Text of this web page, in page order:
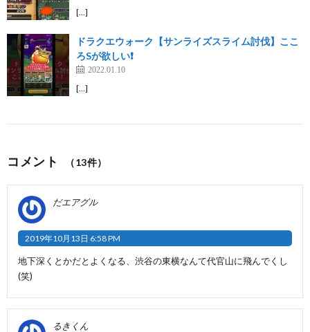
[…]
ドラクエウォーク【サンライズスライム討伐】ここ
ろSが欲しい❗️
2022.01.10
[…]
コメント （13件）
だエアグル
2019年10月13日 6:58 PM
地下深くとかだとよくなる、渋谷の東横なんて代官山に飛んでくし
(笑)
るきくん